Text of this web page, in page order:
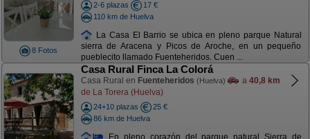
8 Fotos
2-6 plazas
17 €
110 km de Huelva
La Casa El Barrio se ubica en pleno parque Natural
sierra de Aracena y Picos de Aroche, en un pequeño
pueblecito llamado Fuenteheridos. Cuen ...
Casa Rural Finca La Colorá
Casa Rural en Fuenteheridos (Huelva) a 40,8 km
de La Torera (Huelva)
24+10 plazas
25 €
86 km de Huelva
En pleno corazón del parque natural Sierra de